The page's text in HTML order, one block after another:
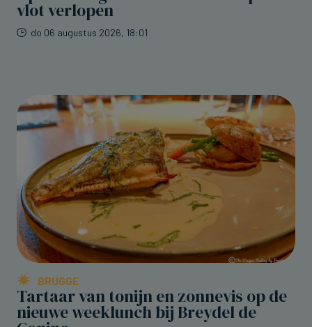
vlot verlopen
do 06 augustus 2026, 18:01
BRUGGE
Tartaar van tonijn en zonnevis op de
nieuwe weeklunch bij Breydel de